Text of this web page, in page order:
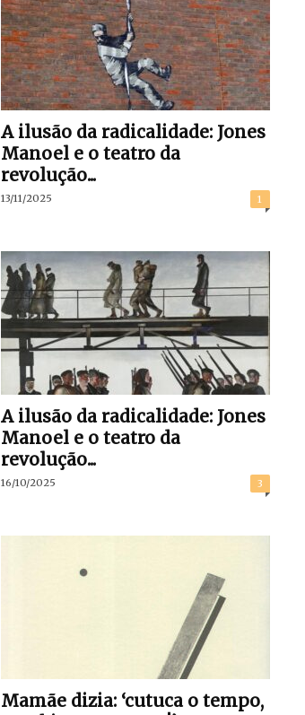
A ilusão da radicalidade: Jones
Manoel e o teatro da
revolução...
13/11/2025 1
A ilusão da radicalidade: Jones
Manoel e o teatro da
revolução...
16/10/2025 3
Mamãe dizia: ‘cutuca o tempo,